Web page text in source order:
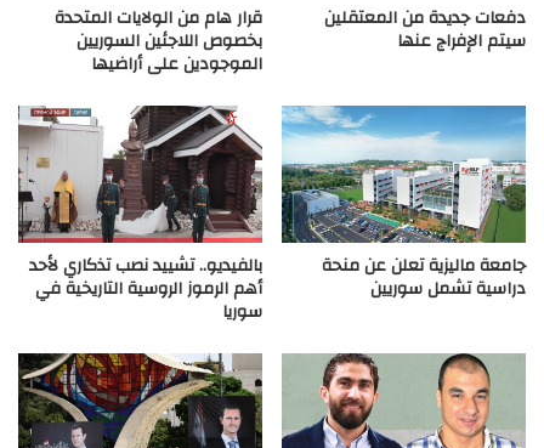
دفعات جديدة من المعتقلين
سيتم الإفراج عنها
قرار هام من الولايات المتحدة
بخصوص اللاجئين السوريين
الموجودين على أراضيها
جامعة ماليزية تعلن عن منحة
دراسية تشمل سوريين
بالفيديو.. تشييد نصب تذكاري لأحد
أهم الرموز الروسية التاريخية في
سوريا